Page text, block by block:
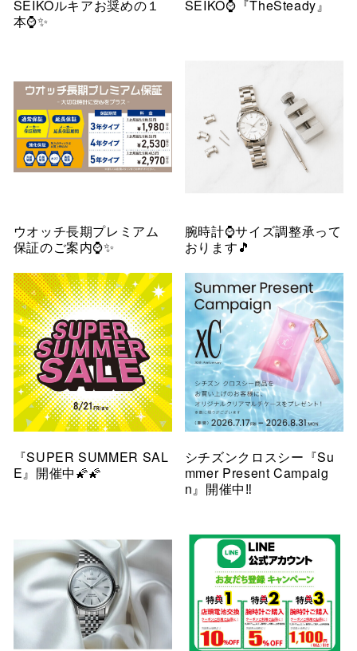
SEIKOルキアお奨めの１
本⌚️✨
SEIKO⌚️『TheSteady』
ウオッチ長期プレミアム
保証のご案内⌚️✨
腕時計⌚️サイズ調整承って
おります🎵
『SUPER SUMMER SAL
E』開催中🌠🌠
シチズンクロスシー『Su
mmer Present Campaig
n』開催中‼️